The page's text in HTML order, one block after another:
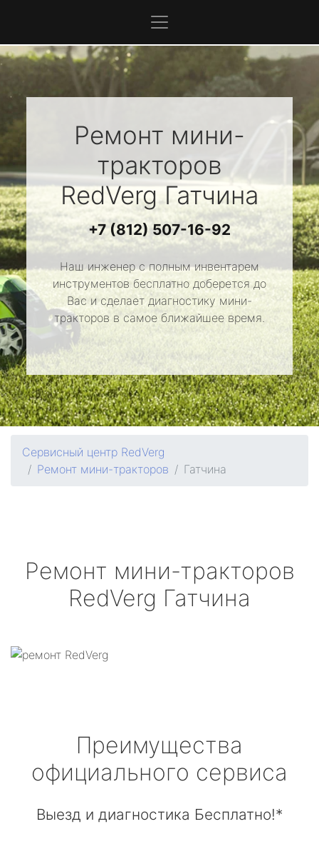
Ремонт мини-
тракторов
RedVergГатчина
+7 (812) 507-16-92
Наш инженер с полным инвентарем
инструментов бесплатно доберется до
Вас и сделает диагностику мини-
тракторов в самое ближайшее время.
Сервисный центр RedVerg
Ремонт мини-тракторов
Гатчина
Ремонт мини-тракторов
RedVerg Гатчина
Преимущества
официального сервиса
Выезд и диагностика Бесплатно!*